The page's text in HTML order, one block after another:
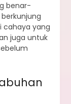
benar-
cahaya yang
juga untuk